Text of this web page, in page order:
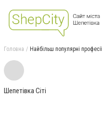
Головна Найбільш популярні
Шепетівка Сіті